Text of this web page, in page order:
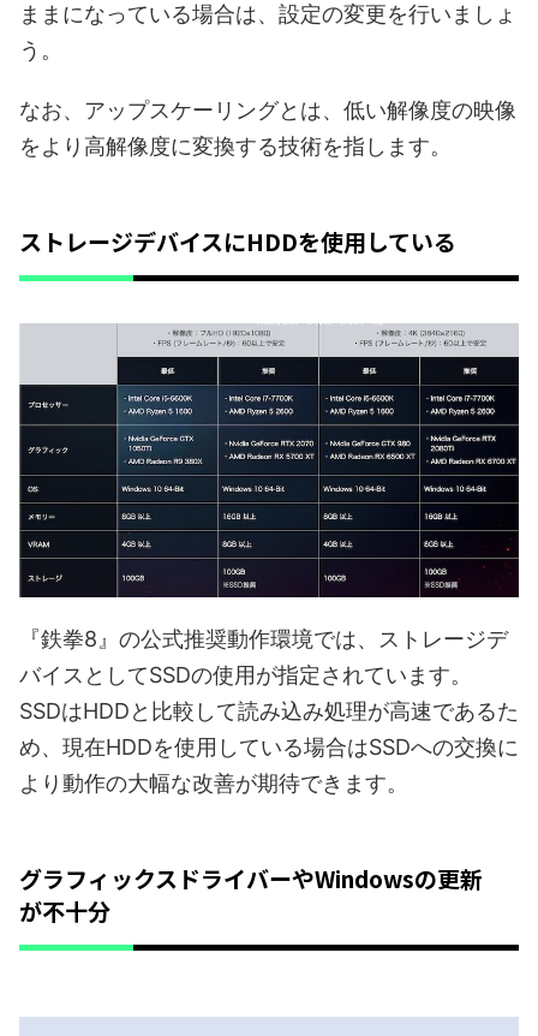
ままになっている場合は、設定の変更を行いましょ
う。
なお、アップスケーリングとは、低い解像度の映像
をより高解像度に変換する技術を指します。
ストレージデバイスにHDDを使用している
『鉄拳8』の公式推奨動作環境では、ストレージデ
バイスとしてSSDの使用が指定されています。
SSDはHDDと比較して読み込み処理が高速であるた
め、現在HDDを使用している場合はSSDへの交換に
より動作の大幅な改善が期待できます。
グラフィックスドライバーやWindowsの更新
が不十分